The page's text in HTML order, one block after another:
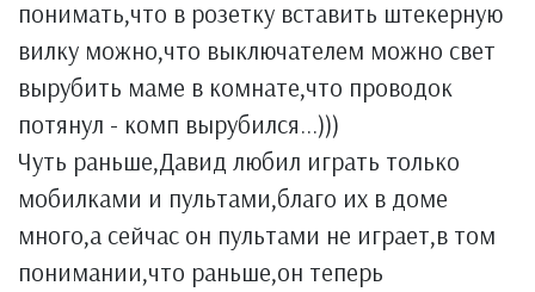
понимать,что в розетку вставить штекерную
вилку можно,что выключателем можно свет
вырубить маме в комнате,что проводок
потянул - комп вырубился...)))
Чуть раньше,Давид любил играть только
мобилками и пультами,благо их в доме
много,а сейчас он пультами не играет,в том
понимании,что раньше,он теперь